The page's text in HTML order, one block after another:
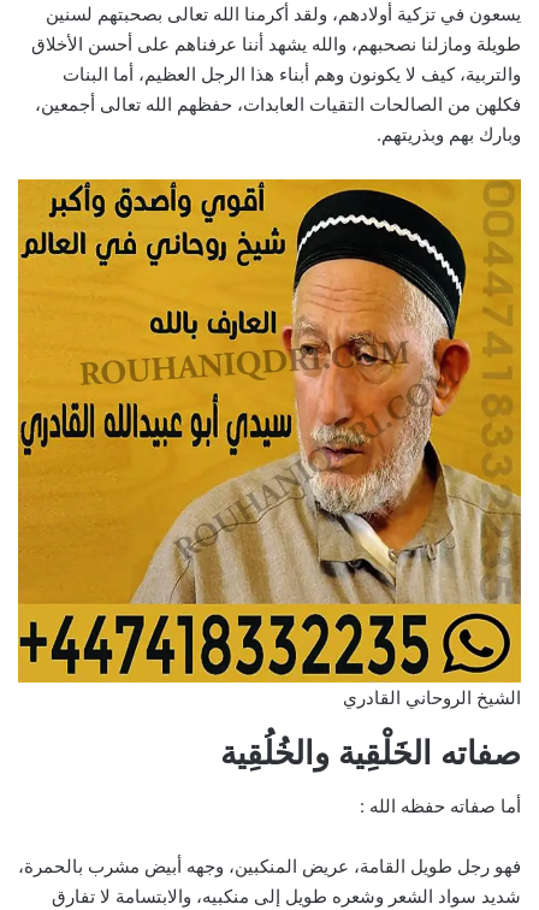
يسعون في تزكية أولادهم، ولقد أكرمنا الله تعالى بصحبتهم لسنين
طويلة ومازلنا نصحبهم، والله يشهد أننا عرفناهم على أحسن الأخلاق
والتربية، كيف لا يكونون وهم أبناء هذا الرجل العظيم، أما البنات
فكلهن من الصالحات التقيات العابدات، حفظهم الله تعالى أجمعين،
وبارك بهم وبذريتهم.
الشيخ الروحاني القادري
صفاته الخَلْقِية والخُلُقِية
أما صفاته حفظه الله :
فهو رجل طويل القامة، عريض المنكبين، وجهه أبيض مشرب بالحمرة،
شديد سواد الشعر وشعره طويل إلى منكبيه، والابتسامة لا تفارق